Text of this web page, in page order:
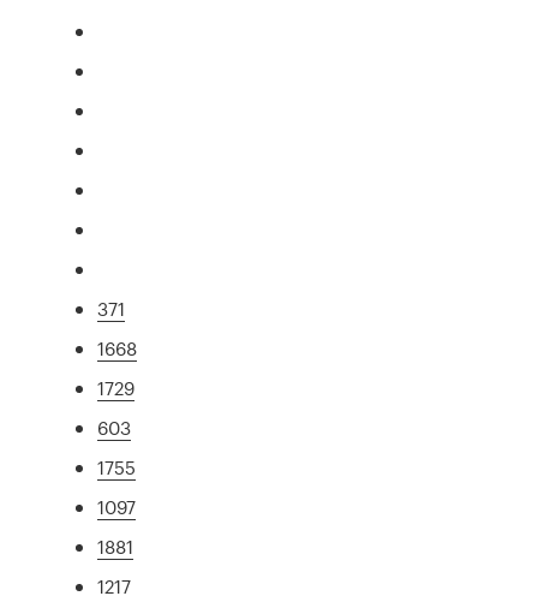
371
1668
1729
603
1755
1097
1881
1217